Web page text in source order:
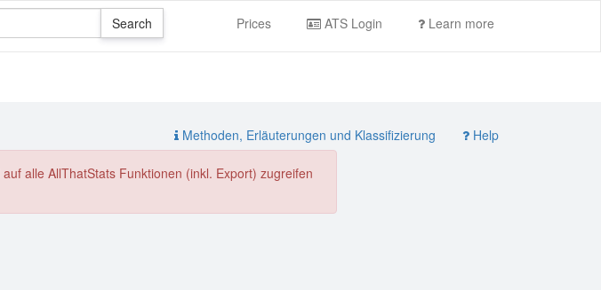
Prices ATS Login Learn more
Methoden, Erläuterungen und Klassifizierung Help
alle AllThatStats Funktionen (inkl. Export) zugreifen